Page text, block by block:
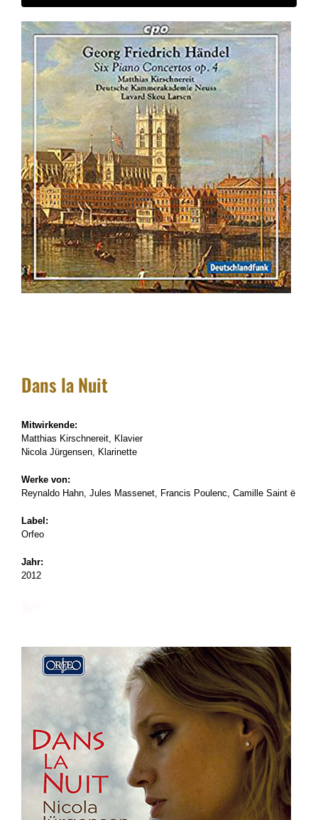
Dans la Nuit
Mitwirkende:
Matthias Kirschnereit, Klavier
Nicola Jürgensen, Klarinette
Werke von:
Reynaldo Hahn, Jules Massenet, Francis Poulenc, Camille Saint ë
Label:
Orfeo
Jahr:
2012